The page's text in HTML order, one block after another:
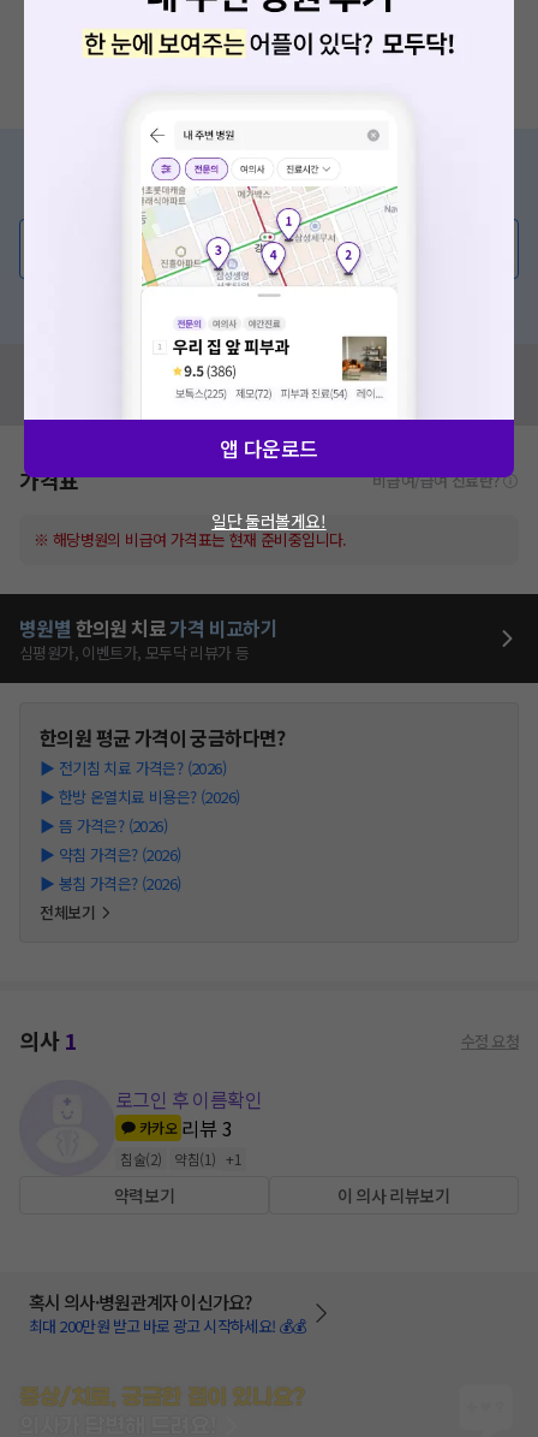
증상/치료, 궁금한 점이 있나요?
의사가 직접 답해드려요!
💬 무엇이든 물어보세요
혹은, 의료상담 서비스에 다양한 게시글 보러가기
혹시 잘못된 병원정보가 있나요?
모두닥 팀에 알려주세요!
가격표 비급여/급여 진료란?
※ 해당병원의 비급여 가격표는 현재 준비중입니다.
병원별 한의원 치료가격 비교하기
심평원가, 이벤트가, 모두닥 리뷰가 등
한의원평균 가격이 궁금하다면?
▶ 전기침 치료 가격은? (2026)
▶ 한방 온열치료 비용은? (2026)
▶ 뜸 가격은? (2026)
▶ 약침 가격은? (2026)
▶ 봉침 가격은? (2026)
전체보기
의사1 수정 요청
로그인 후 이름확인
카카오 리뷰3
침술(2) 약침(1) +1
약력보기 이 의사 리뷰보기
혹시 의사·병원관계자 이신가요?
최대 200만원 받고 바로 광고 시작하세요! 💰💰
증상/치료, 궁금한 점이 있나요?
앱 다운로드
일단 둘러볼게요!